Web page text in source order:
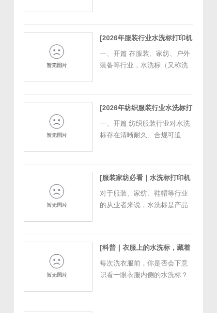
小字清晰是硬性门槛。泛越水
洗标打印机深耕服饰织唛/缎面
水洗标打印场景，精准匹配针
[2026年服装行业水洗标打印机
选型指南｜泛越的高合规与耐
用性][2026/6/1 17:09:04]
一、开篇 在服装、家纺、户外
装备等行业，水洗标（又称洗
关联 GB 5296.4-2012《消费品
使用说明 第 4 部分：纺织品和
服装》等强制标准的执行。企
[2026年纺织服装行业水洗标打
印机选型指南｜泛越特种打印
的耐洗耐用与高效合规]
一、开篇 纺织服装行业对水洗
标存在清晰耐久、合规可追
种打印推出的泛越水洗标打印
机，以热转印高清输出、全材
质适配、工业级连续作业、国
[服装家纺必看｜水洗标打印机
科普指南，避开误区选对设备]
[2026/5/16 16:32:14]
对于服装、家纺、鞋帽等行业
的从业者来说，水洗标是产品
接关系到产品口碑、生产效率
乃至合规风险。但很多从业者
在选择水洗标打印机时，常常
[科普｜衣服上的水洗标，藏着
特种打印的大讲究][ 2026/4/30
15:56:23]
每次洗衣服前，你是否会下意
识看一眼衣服内侧的水洗标？